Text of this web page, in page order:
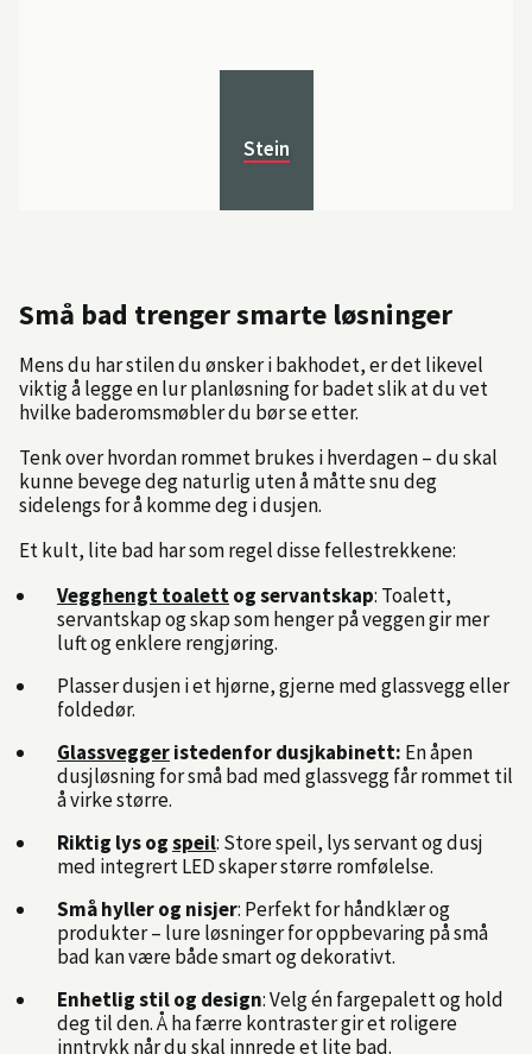
Stein
Små bad trenger smarte løsninger
Mens du har stilen du ønsker i bakhodet, er det likevel
viktig å legge en lur planløsning for badet slik at du vet
hvilke baderomsmøbler du bør se etter.
Tenk over hvordan rommet brukes i hverdagen – du skal
kunne bevege deg naturlig uten å måtte snu deg
sidelengs for å komme deg i dusjen.
Et kult, lite bad har som regel disse fellestrekkene:
Vegghengt toalettog servantskap: Toalett,
servantskap og skap som henger på veggen gir mer
luft og enklere rengjøring.
Plasser dusjen i et hjørne, gjerne med glassvegg eller
foldedør.
Glassveggeristedenfor dusjkabinett: En åpen
dusjløsning for små bad med glassvegg får rommet til
å virke større.
Riktig lys ogspeil: Store speil, lys servant og dusj
med integrert LED skaper større romfølelse.
Små hyller og nisjer: Perfekt for håndklær og
produkter – lure løsninger for oppbevaring på små
bad kan være både smart og dekorativt.
Enhetlig stil og design: Velg én fargepalett og hold
deg til den. Å ha færre kontraster gir et roligere
inntrykk når du skal innrede et lite bad.